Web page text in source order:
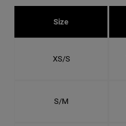
Size
XS/S
S/M